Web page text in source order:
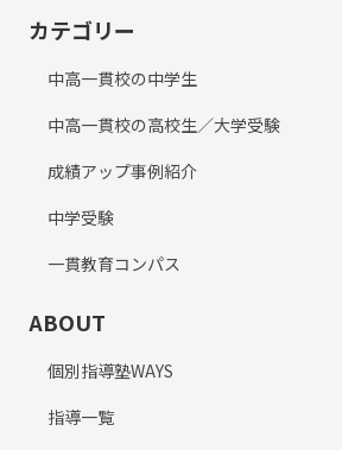
カテゴリー
中高一貫校の中学生
中高一貫校の高校生／大学受験
成績アップ事例紹介
中学受験
一貫教育コンパス
ABOUT
個別指導塾WAYS
指導一覧